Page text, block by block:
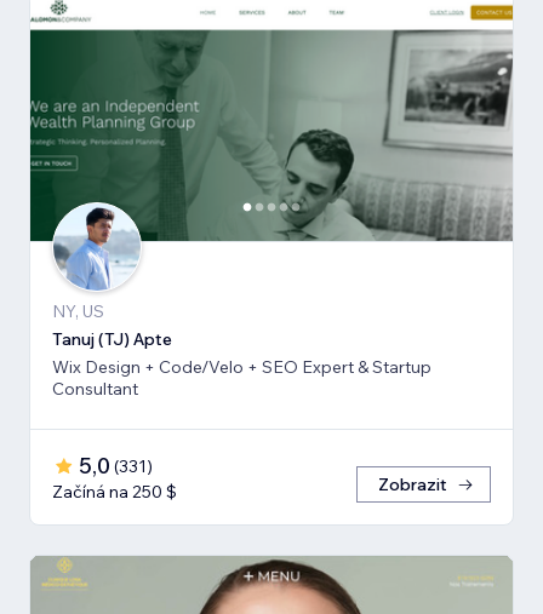
NY, US
Tanuj (TJ) Apte
Wix Design + Code/Velo + SEO Expert & Startup
Consultant
5,0 (331)
Začíná na 250 $
Zobrazit